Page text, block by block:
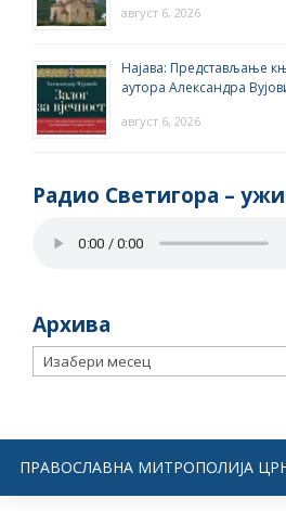
август 6, 2026
Најава: Представљање
аутора Александра
август 6, 2026
Радио Светигора –
Архива
Архива
ПРАВОСЛАВНА МИТРОПОЛИЈА